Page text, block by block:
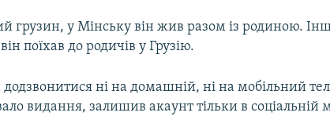
грузин, у Мінську він жив разом із родиною.
поїхав до родичів у Грузію.
ні на домашній, ні на мобільний
видання, залишив акаунт тільки в соціальній